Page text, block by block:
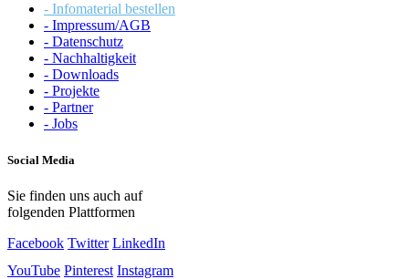
- Infomaterial bestellen
- Impressum/AGB
- Datenschutz
- Nachhaltigkeit
- Downloads
- Projekte
- Partner
- Jobs
Social Media
Sie finden uns auch auf
folgenden Plattformen
Facebook Twitter LinkedIn
YouTube Pinterest Instagram